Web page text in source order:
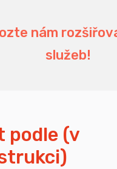
nám
služeb!
podle (v